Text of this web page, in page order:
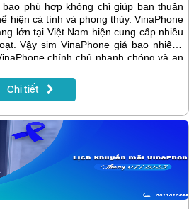
phù hợp không chỉ giúp bạn thuận
hiện cá tính và phong thủy. VinaPhone
lớn tại Việt Nam hiện cung cấp nhiều
Vậy sim VinaPhone giá bao nhiêu?
chính chủ nhanh chóng và an
Chi tiết